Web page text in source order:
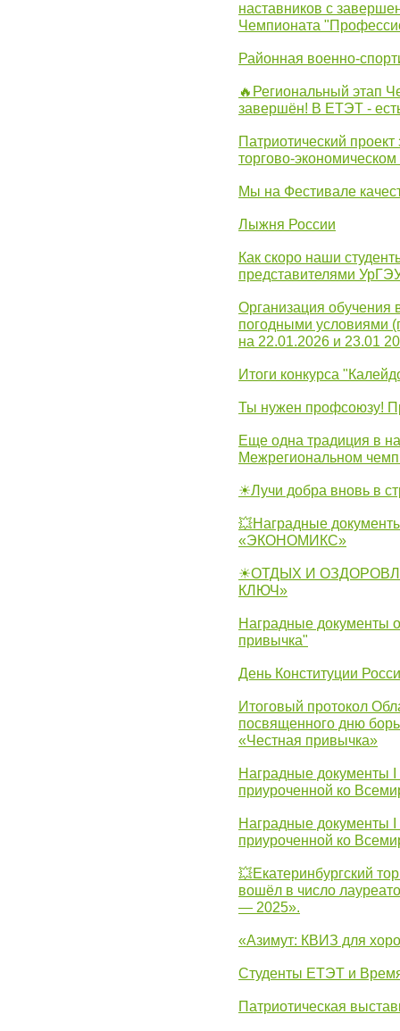
наставников с
Чемпионата
Районная военно-
🔥Региональный этап
завершён! В ЕТЭТ -
Патриотический
торгово-
Мы на Фестивале
Лыжня России
Как скоро наши
представителями
Организация обучения
погодными условиями
на 22.01.2026 и 23.01
Итоги конкурса
Ты нужен профсоюзу!
Еще одна традиция в
Межрегиональном
☀Лучи добра вновь в
💥Наградные
«ЭКОНОМИКС»
☀ОТДЫХ И
КЛЮЧ»
Наградные документы
привычка"
День Конституции
Итоговый протокол
посвященного дню
«Честная привычка»
Наградные документы
приуроченной ко
Наградные документы
приуроченной ко
💥Екатеринбургский
вошёл в число
— 2025».
«Азимут: КВИЗ для
Студенты ЕТЭТ и
Патриотическая